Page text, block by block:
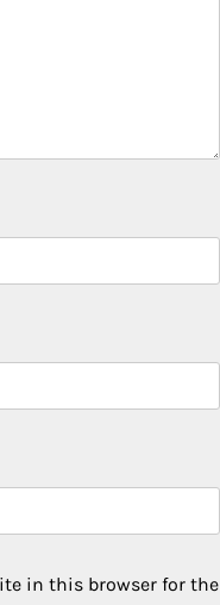
in this browser for the